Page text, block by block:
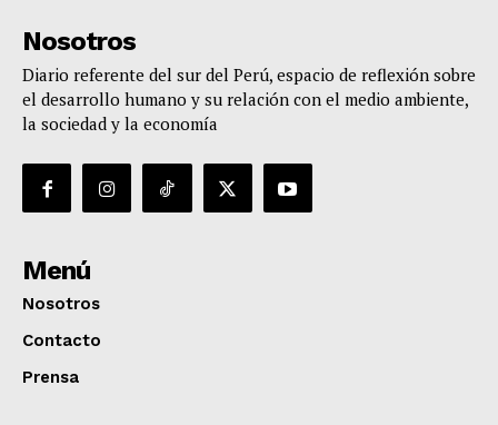
Nosotros
Diario referente del sur del Perú, espacio de reflexión sobre
el desarrollo humano y su relación con el medio ambiente,
la sociedad y la economía
Menú
Nosotros
Contacto
Prensa